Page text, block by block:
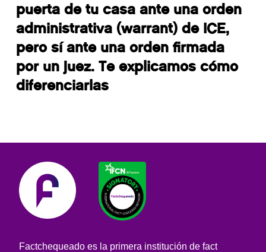
puerta de tu casa ante una orden
administrativa (warrant) de ICE,
pero sí ante una orden firmada
por un juez. Te explicamos cómo
diferenciarlas
Factchequeado es la primera institución de fact